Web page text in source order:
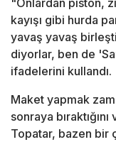
kayışı gibi hurda
yavaş yavaş
diyorlar, ben de
ifadelerini kullandı.
Maket yapmak
sonraya
Topatar, bazen bir